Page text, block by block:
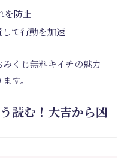
を防止
して行動を加速
くじ無料キイチの魅力
す。
読む！大吉から凶